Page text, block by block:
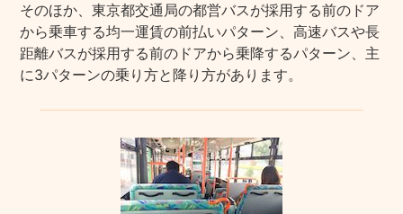
そのほか、東京都交通局の都営バスが採用する前のドア
から乗車する均一運賃の前払いパターン、高速バスや長
距離バスが採用する前のドアから乗降するパターン、主
に3パターンの乗り方と降り方があります。